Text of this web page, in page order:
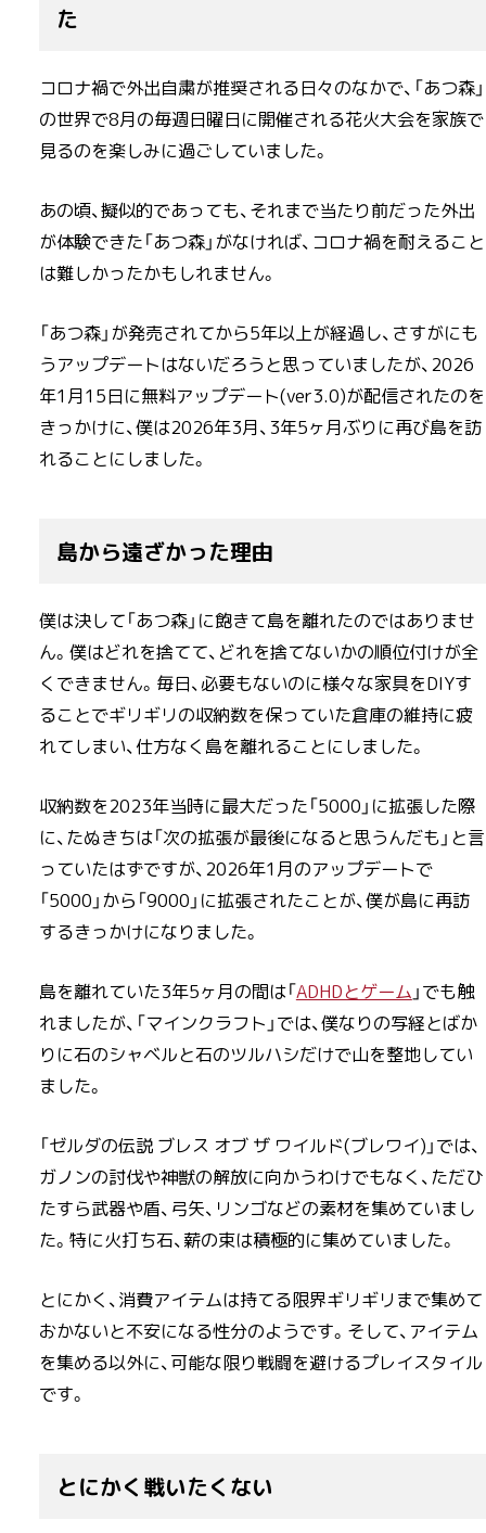
た
コロナ禍で外出自粛が推奨される日々のなかで、「あつ森」
の世界で8月の毎週日曜日に開催される花火大会を家族で
見るのを楽しみに過ごしていました。
あの頃、擬似的であっても、それまで当たり前だった外出
が体験できた「あつ森」がなければ、コロナ禍を耐えること
は難しかったかもしれません。
「あつ森」が発売されてから5年以上が経過し、さすがにも
うアップデートはないだろうと思っていましたが、2026
年1月15日に無料アップデート(ver3.0)が配信されたのを
きっかけに、僕は2026年3月、3年5ヶ月ぶりに再び島を訪
れることにしました。
島から遠ざかった理由
僕は決して「あつ森」に飽きて島を離れたのではありませ
ん。僕はどれを捨てて、どれを捨てないかの順位付けが全
くできません。毎日、必要もないのに様々な家具をDIYす
ることでギリギリの収納数を保っていた倉庫の維持に疲
れてしまい、仕方なく島を離れることにしました。
収納数を2023年当時に最大だった「5000」に拡張した際
に、たぬきちは「次の拡張が最後になると思うんだも」と言
っていたはずですが、2026年1月のアップデートで
「5000」から「9000」に拡張されたことが、僕が島に再訪
するきっかけになりました。
島を離れていた3年5ヶ月の間は「ADHDとゲーム 」でも触
れましたが、「マインクラフト」では、僕なりの写経とばか
りに石のシャベルと石のツルハシだけで山を整地してい
ました。
「ゼルダの伝説 ブレス オブ ザ ワイルド(ブレワイ)」では、
ガノンの討伐や神獣の解放に向かうわけでもなく、ただひ
たすら武器や盾、弓矢、リンゴなどの素材を集めていまし
た。特に火打ち石、薪の束は積極的に集めていました。
とにかく、消費アイテムは持てる限界ギリギリまで集めて
おかないと不安になる性分のようです。そして、アイテム
を集める以外に、可能な限り戦闘を避けるプレイスタイル
です。
とにかく戦いたくない